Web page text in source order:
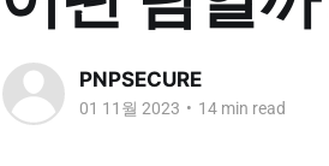
PNPSECURE
01 11월 2023 • 14 min read